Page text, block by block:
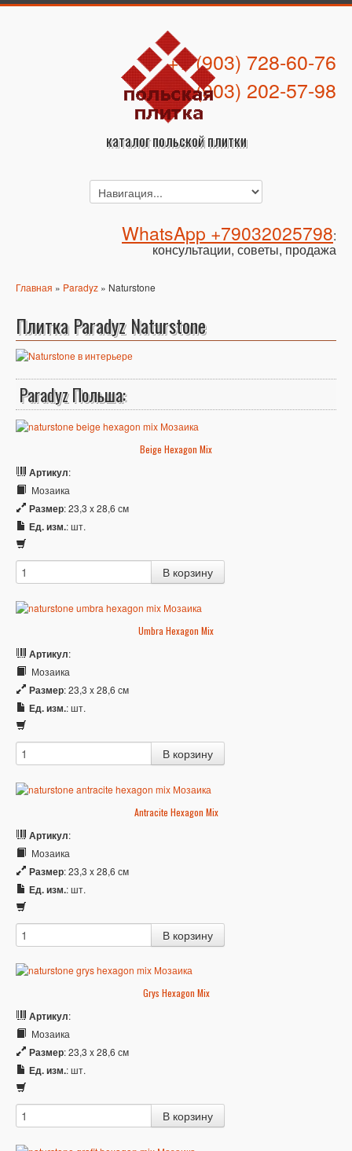
каталог польской плитки
+7 (903) 728-60-76
+7 (903) 202-57-98
WhatsApp +79032025798:
консультации, советы, продажа
Главная » Paradyz » Naturstone
Плитка Paradyz Naturstone
Paradyz Польша:
Beige Hexagon Mix
Артикул:
Мозаика
Размер: 23,3 x 28,6 см
Ед. изм.: шт.
Umbra Hexagon Mix
Артикул:
Мозаика
Размер: 23,3 x 28,6 см
Ед. изм.: шт.
Antracite Hexagon Mix
Артикул:
Мозаика
Размер: 23,3 x 28,6 см
Ед. изм.: шт.
Grys Hexagon Mix
Артикул:
Мозаика
Размер: 23,3 x 28,6 см
Ед. изм.: шт.